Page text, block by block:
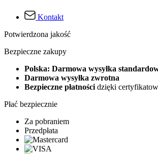
Kontakt
Potwierdzona jakość
Bezpieczne zakupy
Polska: Darmowa wysyłka
Darmowa wysyłka zwrotna
Bezpieczne płatności dzięki
Płać bezpiecznie
Za pobraniem
Przedpłata